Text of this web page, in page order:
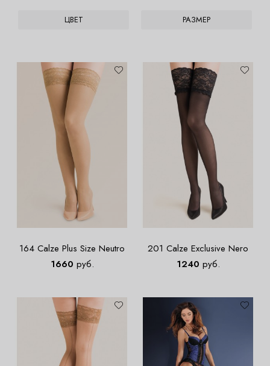
ЦВЕТ РАЗМЕР
164 Calze Plus Size Neutro
1660 руб.
201 Calze Exclusive Nero
1240 руб.